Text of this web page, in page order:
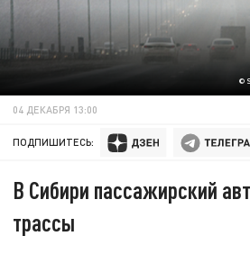
©
04 ДЕКАБРЯ 13:00
ПОДПИШИТЕСЬ:
В Сибири пассажирский
трассы